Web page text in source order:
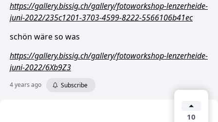
https://gallery.bissig.ch/gallery/fotoworkshop-lenzerheide-
juni-2022/235c1201-3703-4599-8222-5566106b41ec
schön wäre so was
https://gallery.bissig.ch/gallery/fotoworkshop-lenzerheide-
juni-2022/6Xb9Z3
4 years ago Subscribe
10